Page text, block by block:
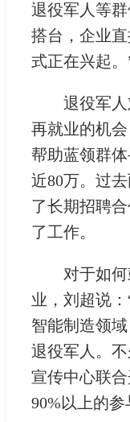
退役军人等
搭台，企业
式正在兴起。
退役军人
再就业的机
帮助蓝领群
近80万。过
了长期招聘
了工作。
对于如何
业，刘超说
智能制造领
退役军人。
宣传中心联
90%以上的